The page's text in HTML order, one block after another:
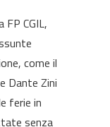
FP CGIL,
come il
Dante Zini
ferie in
senza